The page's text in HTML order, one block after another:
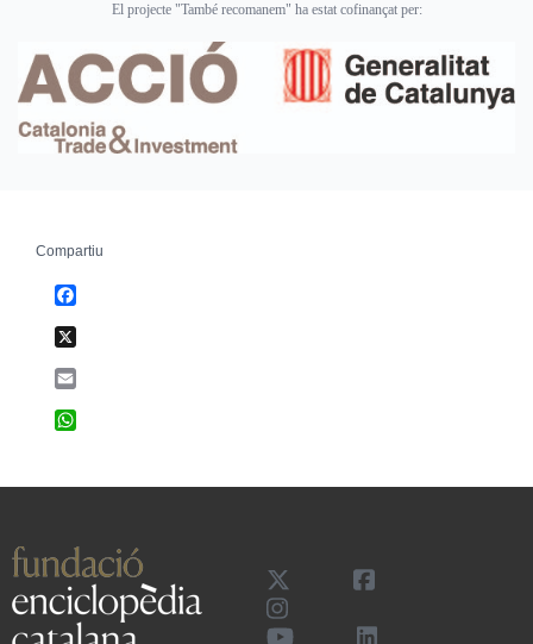
El projecte "També recomanem" ha estat cofinançat per:
Compartiu